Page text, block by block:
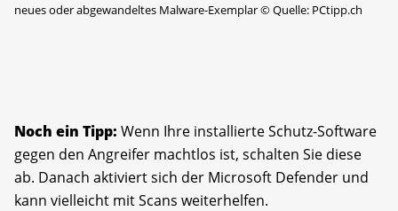
neues oder abgewandeltes Malware-Exemplar©Quelle: PCtipp.ch
Noch ein Tipp: Wenn Ihre installierte Schutz-Software
gegen den Angreifer machtlos ist, schalten Sie diese
ab. Danach aktiviert sich der Microsoft Defender und
kann vielleicht mit Scans weiterhelfen.